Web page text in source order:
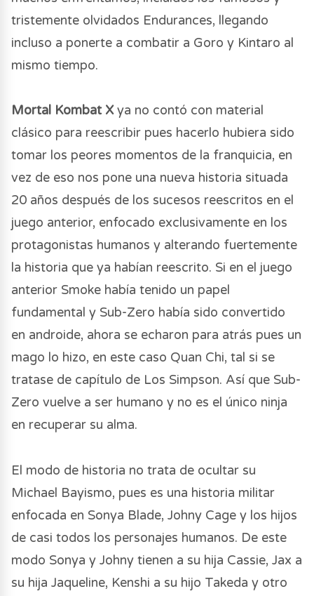
tristemente olvidados Endurances, llegando
incluso a ponerte a combatir a Goro y Kintaro al
mismo tiempo.
Mortal Kombat Xya no contó con material
clásico para reescribir pues hacerlo hubiera sido
tomar los peores momentos de la franquicia, en
vez de eso nos pone una nueva historia situada
20 años después de los sucesos reescritos en el
juego anterior, enfocado exclusivamente en los
protagonistas humanos y alterando fuertemente
la historia que ya habían reescrito. Si en el juego
anterior Smoke había tenido un papel
fundamental y Sub-Zero había sido convertido
en androide, ahora se echaron para atrás pues un
mago lo hizo, en este caso Quan Chi, tal si se
tratase de capítulo de Los Simpson. Así que Sub-
Zero vuelve a ser humano y no es el único ninja
en recuperar su alma.
El modo de historia no trata de ocultar su
Michael Bayismo, pues es una historia militar
enfocada en Sonya Blade, Johny Cage y los hijos
de casi todos los personajes humanos. De este
modo Sonya y Johny tienen a su hija Cassie, Jax a
su hija Jaqueline, Kenshi a su hijo Takeda y otro